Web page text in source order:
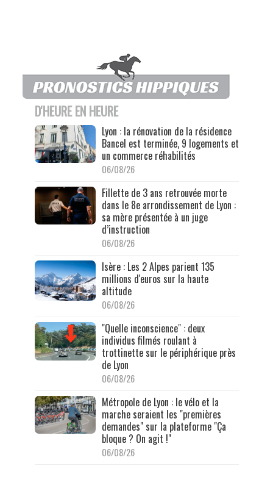
D'HEURE EN HEURE
Lyon : la rénovation de la résidence
Bancel est terminée, 9 logements et
un commerce réhabilités
06/08/26
Fillette de 3 ans retrouvée morte
dans le 8e arrondissement de Lyon :
sa mère présentée à un juge
d’instruction
06/08/26
Isère : Les 2 Alpes parient 135
millions d'euros sur la haute
altitude
06/08/26
"Quelle inconscience" : deux
individus filmés roulant à
trottinette sur le périphérique près
de Lyon
06/08/26
Métropole de Lyon : le vélo et la
marche seraient les "premières
demandes" sur la plateforme "Ça
bloque ? On agit !"
06/08/26